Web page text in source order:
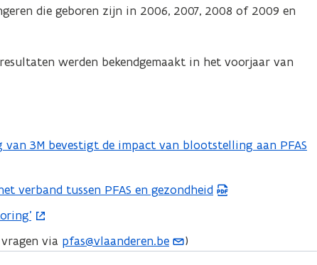
die geboren zijn in 2006, 2007, 2008 of 2009 en
werden bekendgemaakt in het voorjaar van
van 3M bevestigt de impact van blootstelling aan PFAS
verband tussen PFAS en gezondheid
via pfas@vlaanderen.be
(
)